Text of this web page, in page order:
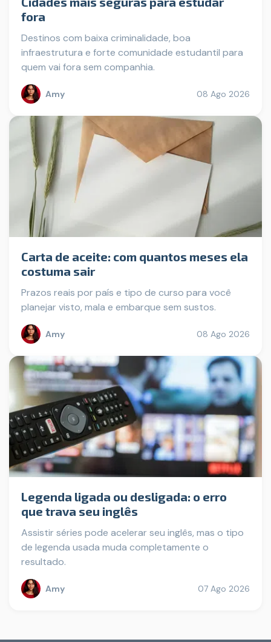
fora
Destinos com baixa criminalidade, boa
infraestrutura e forte comunidade estudantil para
quem vai fora sem companhia.
Amy 08 Ago 2026
Carta de aceite: com quantos meses ela
costuma sair
Prazos reais por país e tipo de curso para você
planejar visto, mala e embarque sem sustos.
Amy 08 Ago 2026
Legenda ligada ou desligada: o erro
que trava seu inglês
Assistir séries pode acelerar seu inglês, mas o tipo
de legenda usada muda completamente o
resultado.
Amy 07 Ago 2026